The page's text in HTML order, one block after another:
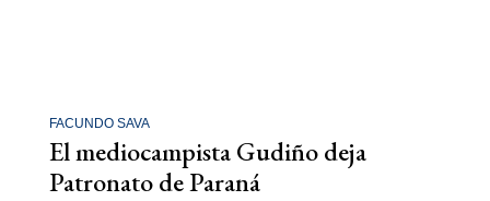
FACUNDO SAVA
El mediocampista Gudiño deja
Patronato de Paraná